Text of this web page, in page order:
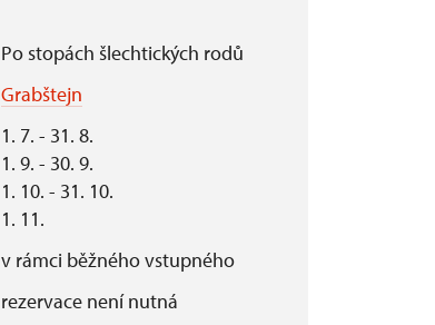
Po stopách šlechtických rodů
Grabštejn
1. 7. - 31. 8.
1. 9. - 30. 9.
1. 10. - 31. 10.
1. 11.
v rámci běžného vstupného
rezervace není nutná